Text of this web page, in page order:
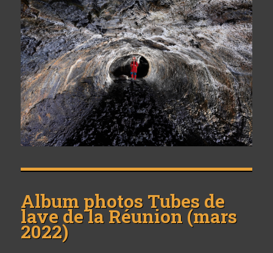
Album photos Tubes de
lave de la Réunion (mars
2022)